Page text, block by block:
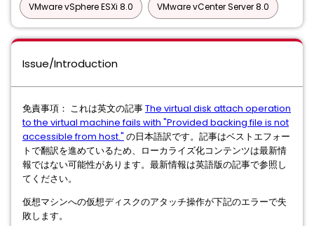
VMware vSphere ESXi 8.0 VMware vCenter Server 8.0
Issue/Introduction
免責事項： これは英文の記事The virtual disk attach operation
to the virtual machine fails with "Provided backing file is not
accessible from host." の日本語訳です。記事はベストエフォー
トで翻訳を進めているため、ローカライズ化コンテンツは最新情
報ではない可能性があります。最新情報は英語版の記事で参照し
てください。
仮想マシンへの仮想ディスクのアタッチ操作が下記のエラーで失
敗します。